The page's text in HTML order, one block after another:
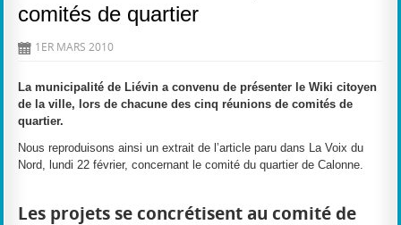
comités de quartier
D 1ER MARS 2010
La municipalité de Liévin a convenu de présenter le Wiki citoyen
de la ville, lors de chacune des cinq réunions de comités de
quartier.
Nous reproduisons ainsi un extrait de l’article paru dans La Voix du
Nord, lundi 22 février, concernant le comité du quartier de Calonne.
Les projets se concrétisent au comité de